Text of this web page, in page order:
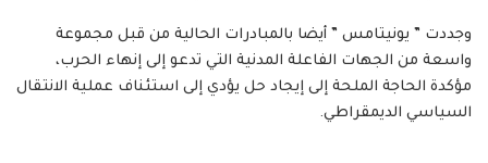
وجددت ” يونيتامس ” أيضا بالمبادرات الحالية من قبل مجموعة
واسعة من الجهات الفاعلة المدنية التي تدعو إلى إنهاء الحرب،
مؤكدة الحاجة الملحة إلى إيجاد حل يؤدي إلى استئناف عملية الانتقال
السياسي الديمقراطي.